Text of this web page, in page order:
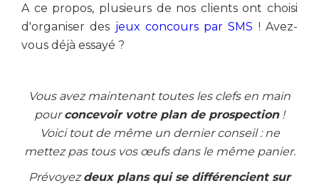
A ce propos, plusieurs de nos clients ont choisi
d'organiser des jeux concours par SMS ! Avez-
vous déjà essayé ?
Vous avez maintenant toutes les clefs en main
pourconcevoir votre plan de prospection!
Voici tout de même un dernier conseil : ne
mettez pas tous vos œufs dans le même panier.
Prévoyezdeux plans qui se différencient sur